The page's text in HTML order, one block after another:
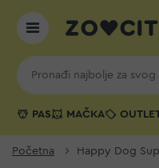
PAS MAČKA
Početna Happy Dog